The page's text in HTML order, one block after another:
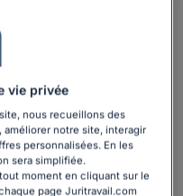
êtes dans l’une de
une EURL en SARL
associés
la plus adaptée
de capital, etc.) ;
clair sur les
des statuts,
vie privée
nous recueillons des
améliorer notre site, interagir
personnalisées. En les
sera simplifiée.
moment en cliquant sur le
page Juritravail.com